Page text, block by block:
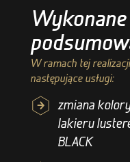
Wykonane
W ramach tej
następujące usługi:
zmiana
lakieru
BLACK